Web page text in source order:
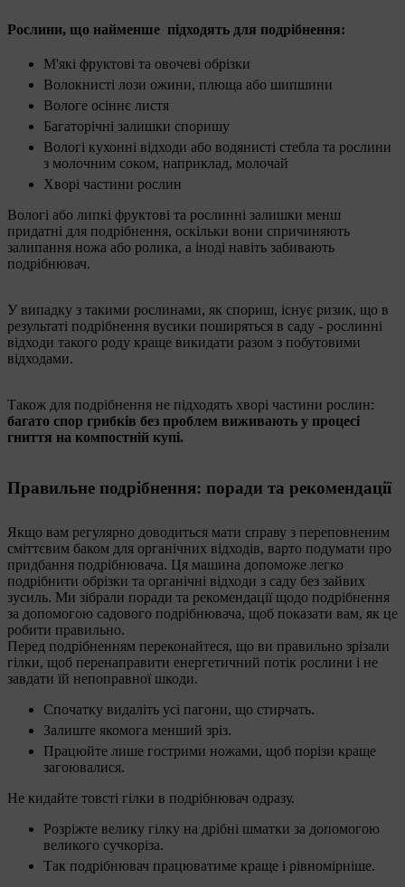
Рослини, що найменше підходять для подрібнення:
М'які фруктові та овочеві обрізки
Волокнисті лози ожини, плюща або шипшини
Вологе осіннє листя
Багаторічні залишки споришу
Вологі кухонні відходи або водянисті стебла та рослини
з молочним соком, наприклад, молочай
Хворі частини рослин
Вологі або липкі фруктові та рослинні залишки менш
придатні для подрібнення, оскільки вони спричиняють
залипання ножа або ролика, а іноді навіть забивають
подрібнювач.
У випадку з такими рослинами, як спориш, існує ризик, що в
результаті подрібнення вусики поширяться в саду - рослинні
відходи такого роду краще викидати разом з побутовими
відходами.
Також для подрібнення не підходять хворі частини рослин:
багато спор грибків без проблем виживають у процесі
гниття на компостній купі.
Правильне подрібнення: поради та рекомендації
Якщо вам регулярно доводиться мати справу з переповненим
сміттєвим баком для органічних відходів, варто подумати про
придбання подрібнювача. Ця машина допоможе легко
подрібнити обрізки та органічні відходи з саду без зайвих
зусиль. Ми зібрали поради та рекомендації щодо подрібнення
за допомогою садового подрібнювача, щоб показати вам, як це
робити правильно.
Перед подрібненням переконайтеся, що ви правильно зрізали
гілки, щоб перенаправити енергетичний потік рослини і не
завдати їй непоправної шкоди.
Спочатку видаліть усі пагони, що стирчать.
Залиште якомога менший зріз.
Працюйте лише гострими ножами, щоб порізи краще
загоювалися.
Не кидайте товсті гілки в подрібнювач одразу.
Розріжте велику гілку на дрібні шматки за допомогою
великого сучкоріза.
Так подрібнювач працюватиме краще і рівномірніше.